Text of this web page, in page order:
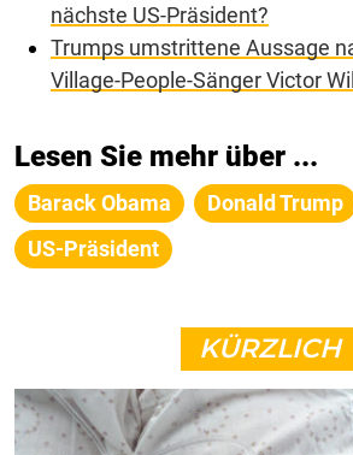
nächste US-Präsident?
Trumps umstrittene Aussage
Village-People-Sänger Victor
Lesen Sie mehr über ...
Barack Obama
Donald Trump
US-Präsident
KÜRZLICH